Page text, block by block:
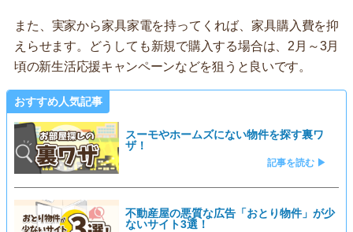
また、実家から家具家電を持ってくれば、家具購入費を抑
えらせます。どうしても新規で購入する場合は、2月～3月
頃の新生活応援キャンペーンなどを狙うと良いです。
おすすめ人気記事
スーモやホームズにない物件を探す裏ワ
ザ！
記事を読む ▶
不動産屋の悪質な広告「おとり物件」が少
ないサイト3選！